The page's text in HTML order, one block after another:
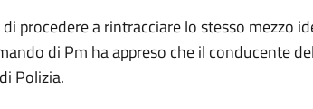
procedere a rintracciare lo stesso mezzo
di Pm ha appreso che il conducente
Polizia.